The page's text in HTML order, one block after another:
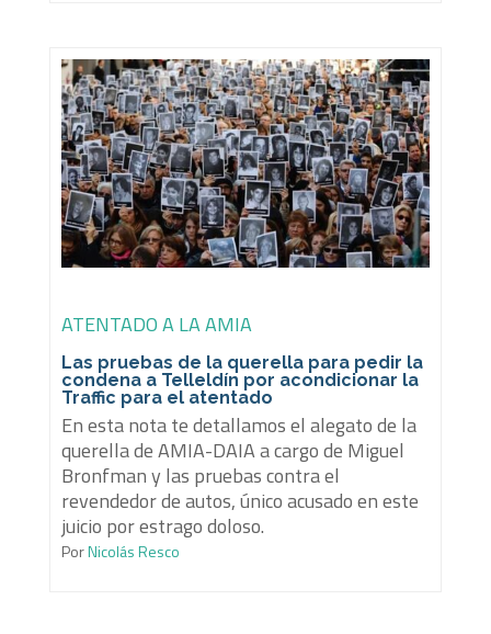
ATENTADO A LA AMIA
Las pruebas de la querella para pedir la
condena a Telleldín por acondicionar la
Traffic para el atentado
En esta nota te detallamos el alegato de la
querella de AMIA-DAIA a cargo de Miguel
Bronfman y las pruebas contra el
revendedor de autos, único acusado en este
juicio por estrago doloso.
PorNicolás Resco